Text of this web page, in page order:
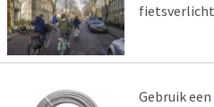
Gebruik